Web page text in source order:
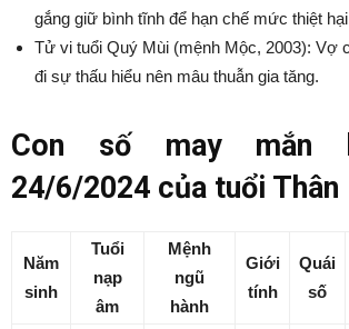
gắng giữ bình tĩnh để hạn chế mức thiệt
Tử vi tuổi Quý Mùi (mệnh Mộc, 2003): Vợ
đi sự thấu hiểu nên mâu thuẫn gia tăng.
Con số may mắn
24/6/2024 của tuổi Thân
Năm
sinh
Tuổi
nạp
âm
Mệnh
ngũ
hành
Giới
tính
Quái
số